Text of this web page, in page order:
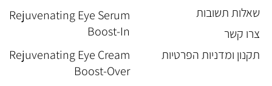
שאלות תשובות
צרו קשר
תקנון ומדניות הפרטיות
Rejuvenating Eye Serum
Boost-In
Rejuvenating Eye Cream
Boost-Over